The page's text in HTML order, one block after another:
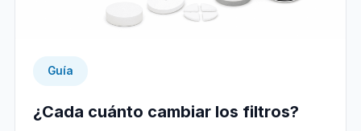
Guía
¿Cada cuánto cambiar los filtros?